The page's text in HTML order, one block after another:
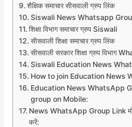
शैक्षिक समाचार सीसवाली ग्रुप लिंक
Siswali News Whatsapp
शिक्षा विभाग समाचार ग्रुप Siswali
सीसवाली शिक्षा समाचार ग्रुप लिंक
सीसवाली सरकार शिक्षा ग्रुप विभाग
Siswali Education News
How to join Education News
Education News WhatsApp
group on Mobile:
News WhatsApp Group Link
करें: